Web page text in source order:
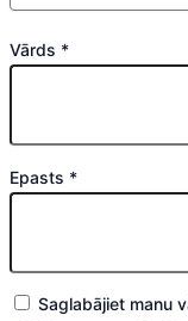
Vārds *
Epasts *
Saglabājiet manu